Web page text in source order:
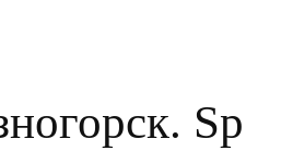
Sp